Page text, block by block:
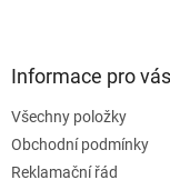
Informace pro vás
Všechny položky
Obchodní podmínky
Reklamační řád